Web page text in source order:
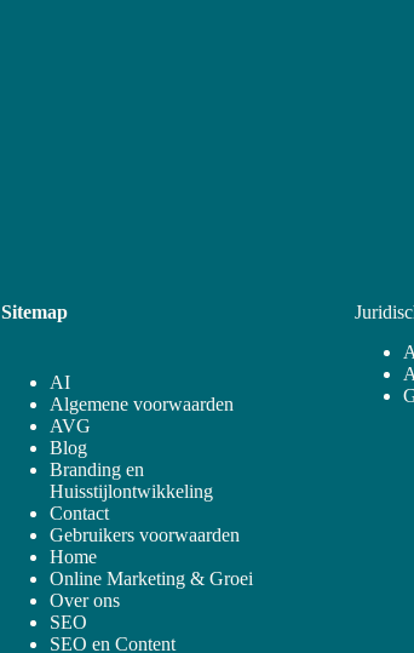
Sitemap
AI
Algemene voorwaarden
AVG
Blog
Branding en
Huisstijlontwikkeling
Contact
Gebruikers voorwaarden
Home
Online Marketing & Groei
Over ons
SEO
SEO en Content